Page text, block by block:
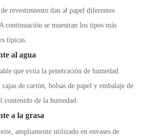
revestimiento dan al papel diferentes
continuación se muestran los tipos más
típicas.
al agua
que evita la penetración de humedad.
de cartón, bolsas de papel y embalaje de
contenido de la humedad.
a la grasa
ampliamente utilizado en envases de